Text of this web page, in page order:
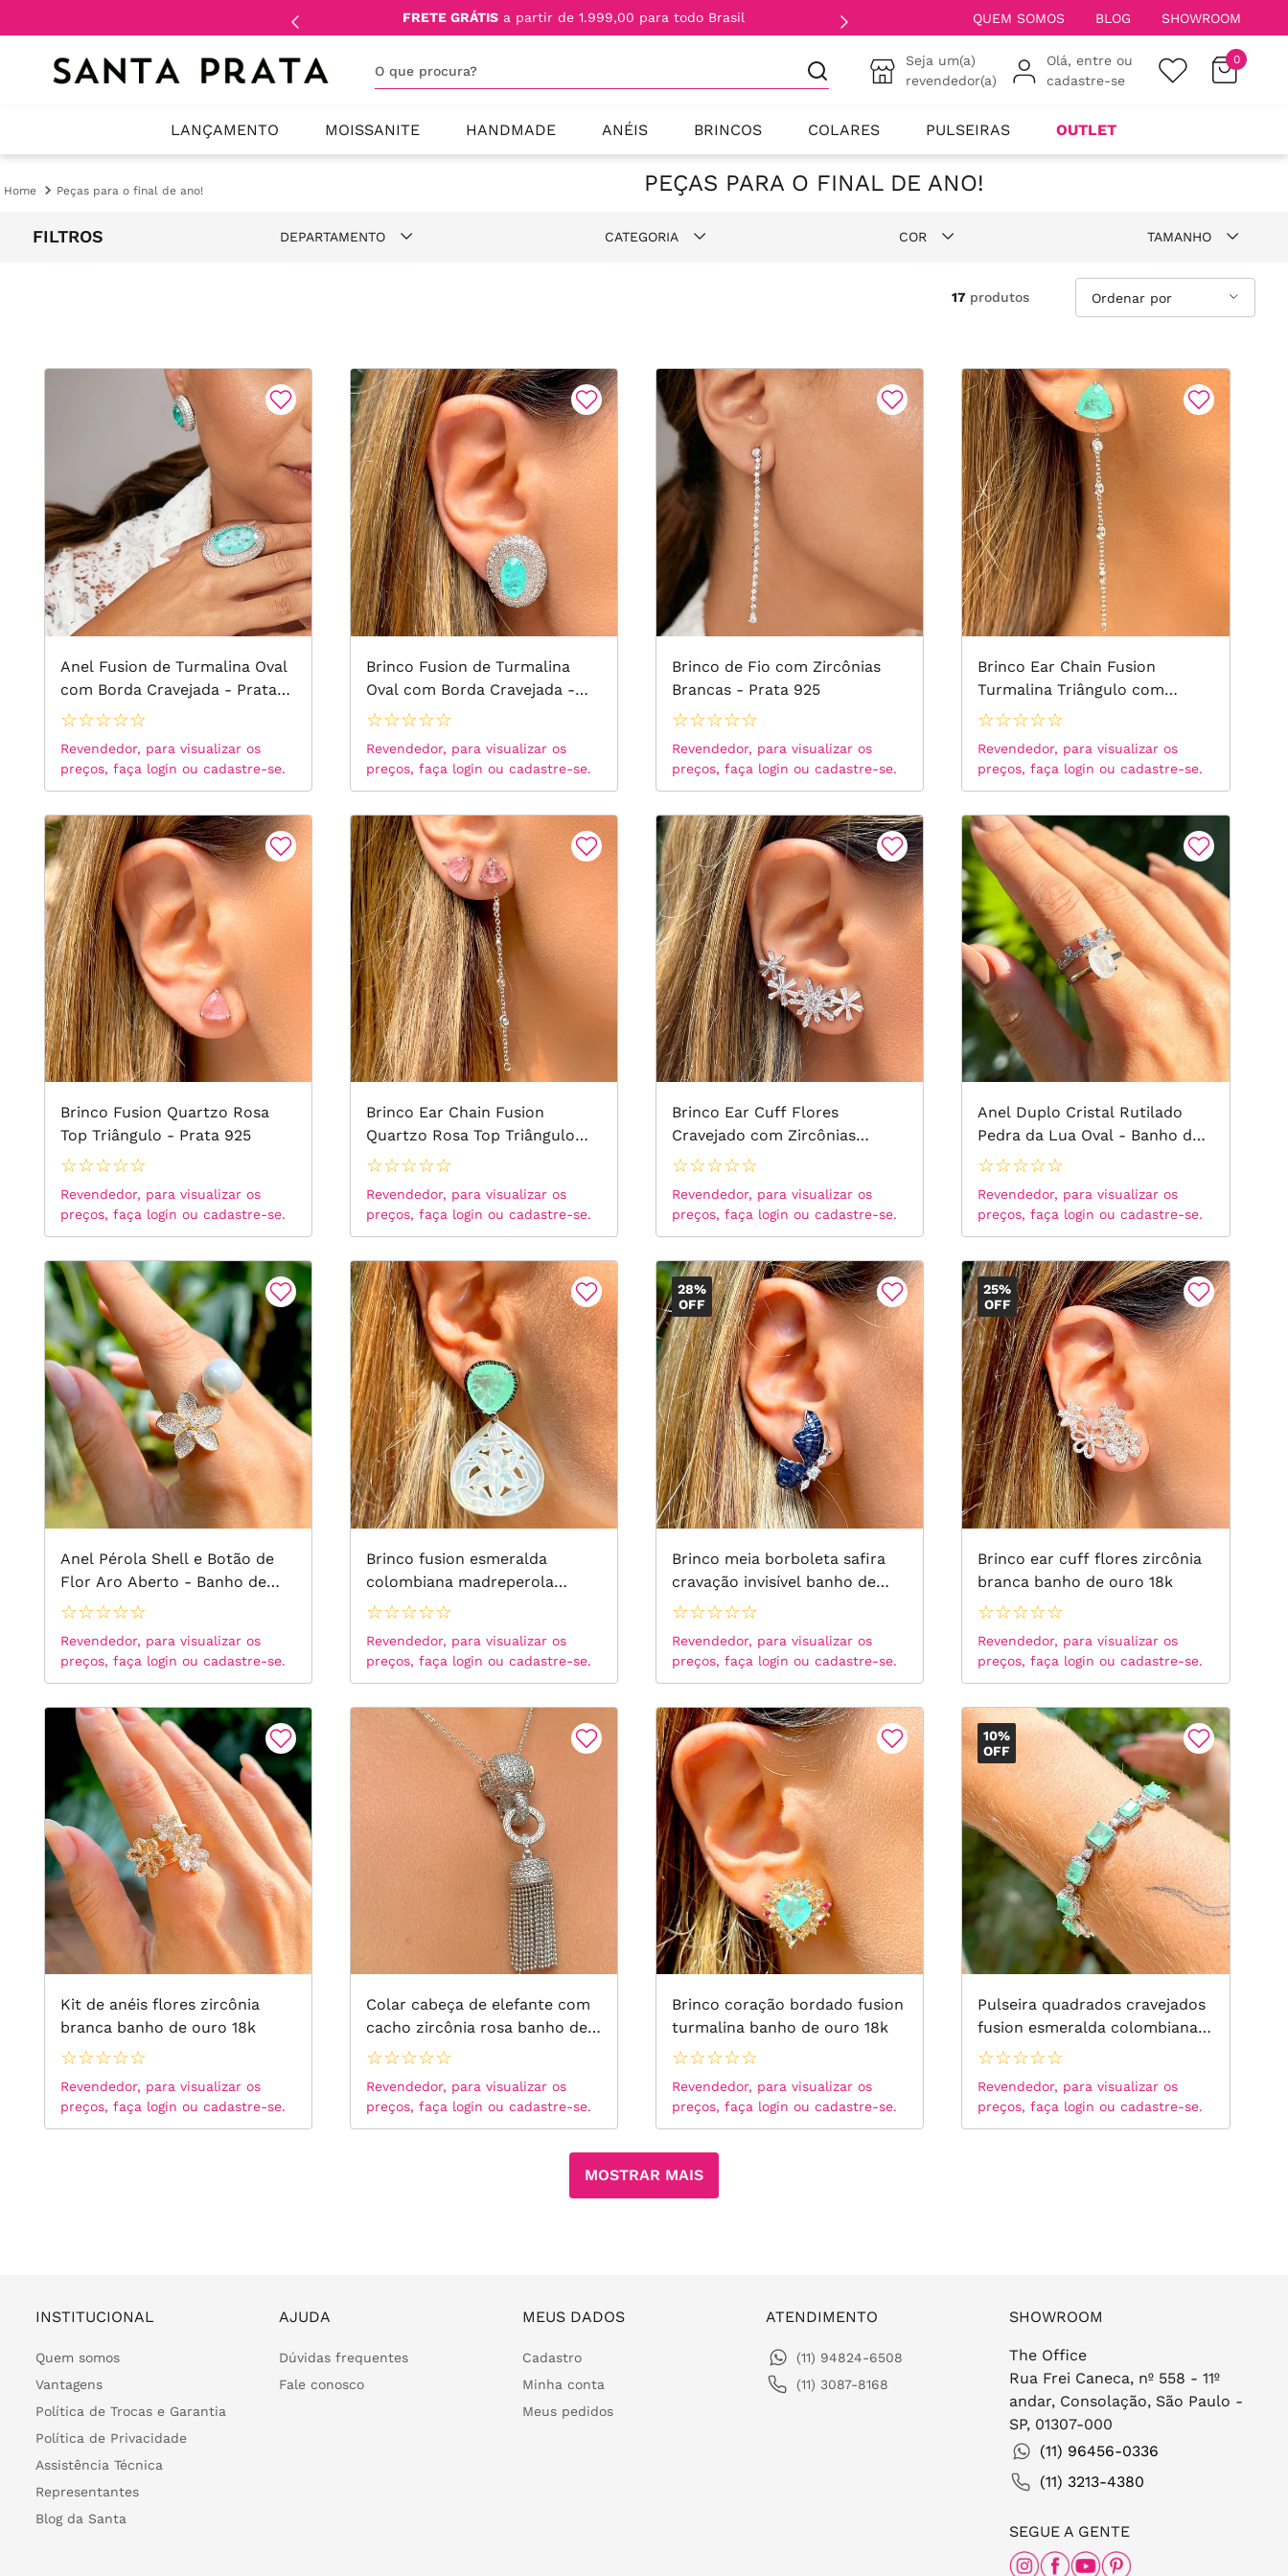
FRETE GRÁTIS a partir de 1.999,00 para todo Brasil QUEM SOMOS BLOG SHOWROOM
Seja um(a)
revendedor(a)
Olá, entre ou
cadastre-se
0
LANÇAMENTO MOISSANITE HANDMADE ANÉIS BRINCOS COLARES PULSEIRAS OUTLET
Peças para o final de ano! PEÇAS PARA O FINAL DE ANO!
FILTROS DEPARTAMENTO
Colares
CATEGORIA
Riviera
Ear Cuff
Ear Chain
Banho de Ouro 18k
Banho de Ouro 18k
Versáteis
Solitário
Corações
Borboleta
Banho de Ródio Negro
Banho de Ródio Branco
COR
Verde
única
TAMANHO
17
17 produtos
Anel Fusion de Turmalina Oval
com Borda Cravejada - Prata
925
☆☆☆☆☆
Revendedor, para visualizar os
preços, faça login ou cadastre-se.
Brinco Fusion de Turmalina
Oval com Borda Cravejada -
Prata 925 com Banho de Ródio
☆☆☆☆☆
Revendedor, para visualizar os
preços, faça login ou cadastre-se.
Brinco de Fio com Zircônias
Brancas - Prata 925
☆☆☆☆☆
Revendedor, para visualizar os
preços, faça login ou cadastre-se.
Brinco Ear Chain Fusion
Turmalina Triângulo com
Zircônias Brancas - Prata 925
☆☆☆☆☆
Revendedor, para visualizar os
preços, faça login ou cadastre-se.
Brinco Fusion Quartzo Rosa
Top Triângulo - Prata 925
☆☆☆☆☆
Revendedor, para visualizar os
preços, faça login ou cadastre-se.
Brinco Ear Chain Fusion
Quartzo Rosa Top Triângulo
com Zircônias Brancas - Prata
☆☆☆☆☆
Revendedor, para visualizar os
preços, faça login ou cadastre-se.
Brinco Ear Cuff Flores
Cravejado com Zircônias
Brancas - Prata 925
☆☆☆☆☆
Revendedor, para visualizar os
preços, faça login ou cadastre-se.
Anel Duplo Cristal Rutilado
Pedra da Lua Oval - Banho de
Ródio Branco
☆☆☆☆☆
Revendedor, para visualizar os
preços, faça login ou cadastre-se.
Anel Pérola Shell e Botão de
Flor Aro Aberto - Banho de
Ouro 18k
☆☆☆☆☆
Revendedor, para visualizar os
preços, faça login ou cadastre-se.
Brinco fusion esmeralda
colombiana madreperola
zirconia negra gota de flores
☆☆☆☆☆
Revendedor, para visualizar os
preços, faça login ou cadastre-se.
28%
OFF
Brinco meia borboleta safira
cravação invisível banho de
ródio branco
☆☆☆☆☆
Revendedor, para visualizar os
preços, faça login ou cadastre-se.
25%
OFF
Brinco ear cuff flores zircônia
branca banho de ouro 18k
☆☆☆☆☆
Revendedor, para visualizar os
preços, faça login ou cadastre-se.
Kit de anéis flores zircônia
branca banho de ouro 18k
☆☆☆☆☆
Revendedor, para visualizar os
preços, faça login ou cadastre-se.
Colar cabeça de elefante com
cacho zircônia rosa banho de
ródio branco 75cm
☆☆☆☆☆
Revendedor, para visualizar os
preços, faça login ou cadastre-se.
Brinco coração bordado fusion
turmalina banho de ouro 18k
☆☆☆☆☆
Revendedor, para visualizar os
preços, faça login ou cadastre-se.
10%
OFF
Pulseira quadrados cravejados
fusion esmeralda colombiana
17cm banho de ródio branco
☆☆☆☆☆
Revendedor, para visualizar os
preços, faça login ou cadastre-se.
MOSTRAR MAIS
INSTITUCIONAL
Quem somos
Vantagens
Política de Trocas e Garantia
Política de Privacidade
Assistência Técnica
Representantes
Blog da Santa
AJUDA
Dúvidas frequentes
Fale conosco
MEUS DADOS
Cadastro
Minha conta
Meus pedidos
ATENDIMENTO
(11) 94824-6508
(11) 3087-8168
SHOWROOM
The Office
Rua Frei Caneca, nº 558 - 11º
andar, Consolação, São Paulo -
SP, 01307-000
(11) 96456-0336
(11) 3213-4380
SEGUE A GENTE